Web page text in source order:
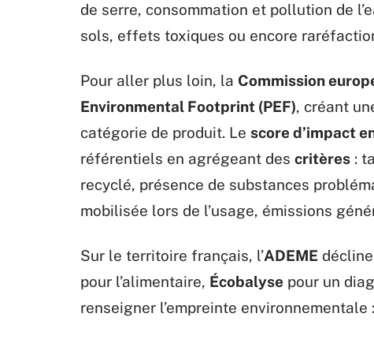
de serre, consommation et pollution de
sols, effets toxiques ou encore
Pour aller plus loin, la Commission
Environmental Footprint (PEF), créant
catégorie de produit. Le score d’impact
référentiels en agrégeant des critères :
recyclé, présence de substances
mobilisée lors de l’usage, émissions
Sur le territoire français, l’ADEME
pour l’alimentaire, Écobalyse pour un
renseigner l’empreinte environnementale :